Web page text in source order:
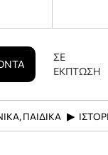
ΣΕ
ΈΚΠΤΩΣΗ
ΠΑΙΔΙΚΑ